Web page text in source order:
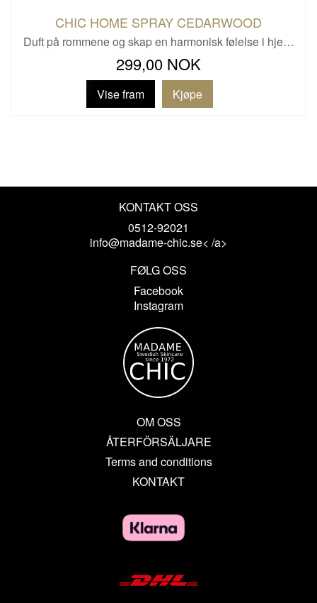
CHIC HOME SPRAY CEDARWOOD
Duft på rommene og skap en harmonisk følelse i hje…
299,00 NOK
Vise fram
KONTAKT OSS
0512-92021
info@madame-chic.se< /a>
FØLG OSS
Facebook
Instagram
OM OSS
ÅTERFÖRSÄLJARE
Terms and conditions
KONTAKT